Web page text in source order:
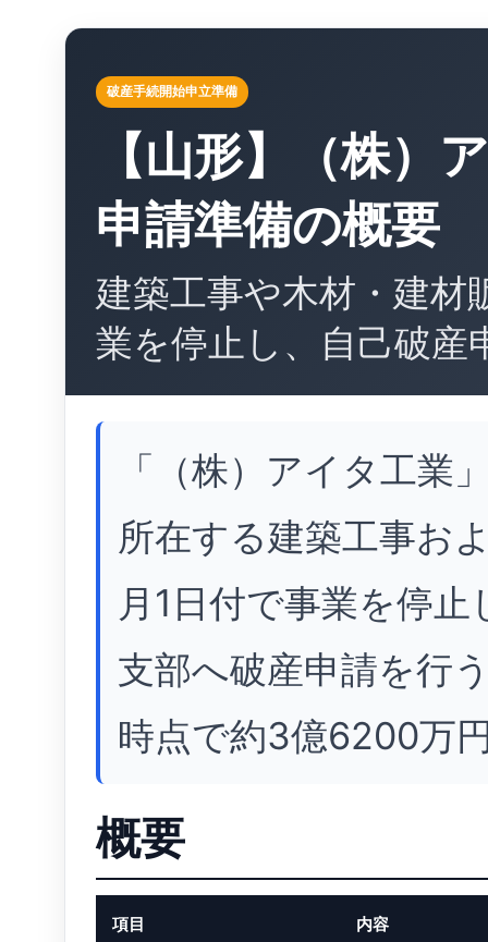
破産手続開始申立準備
【山形】（株）
申請準備の概要
建築工事や木材・建材
業を停止し、自己破産
「（株）アイタ工業
所在する建築工事お
月1日付で事業を停
支部へ破産申請を行
時点で約3億6200万
概要
項目 内容